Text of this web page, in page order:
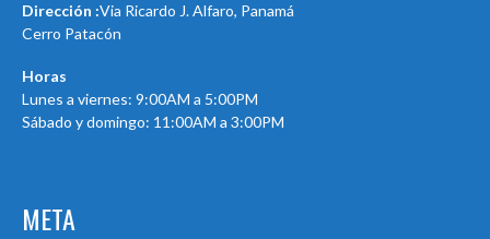
Dirección :Via Ricardo J. Alfaro, Panamá
Cerro Patacón
Horas
Lunes a viernes: 9:00AM a 5:00PM
Sábado y domingo: 11:00AM a 3:00PM
META